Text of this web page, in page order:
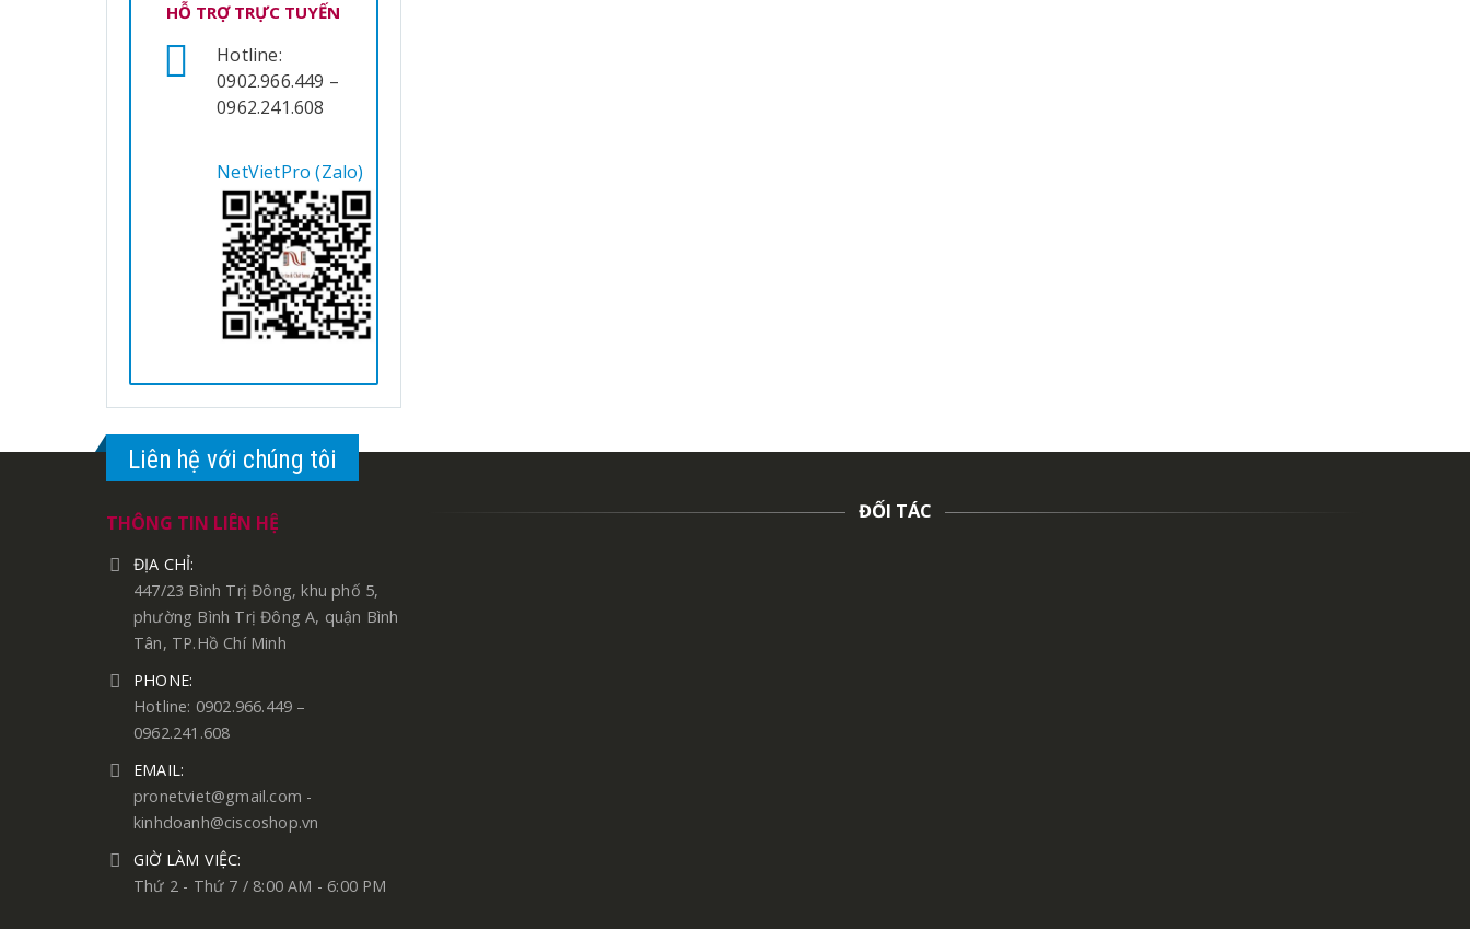
HỖ TRỢ TRỰC TUYẾN
Hotline:
0902.966.449 –
0962.241.608
NetVietPro (Zalo)
Liên hệ với chúng tôi
THÔNG TIN LIÊN HỆ
ĐỊA CHỈ:
447/23 Bình Trị Đông, khu phố 5,
phường Bình Trị Đông A, quận Bình
Tân, TP.Hồ Chí Minh
PHONE:
Hotline: 0902.966.449 –
0962.241.608
EMAIL:
pronetviet@gmail.com -
kinhdoanh@ciscoshop.vn
GIỜ LÀM VIỆC:
Thứ 2 - Thứ 7 / 8:00 AM - 6:00 PM
ĐỐI TÁC